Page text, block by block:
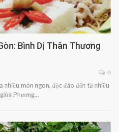
Bình Dị Thân Thương
0
nhiều món ngon, độc đáo đến từ nhiều
Phương…